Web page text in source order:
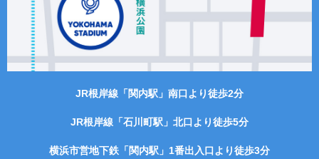
JR根岸線「関内駅」南口より徒歩2分
JR根岸線「石川町駅」北口より徒歩5分
横浜市営地下鉄「関内駅」1番出入口より徒歩3分